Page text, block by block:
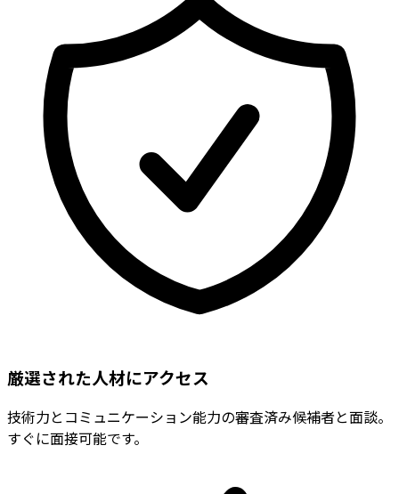
厳選された人材にアクセス
技術力とコミュニケーション能力の審査済み候補者と面談。
すぐに面接可能です。